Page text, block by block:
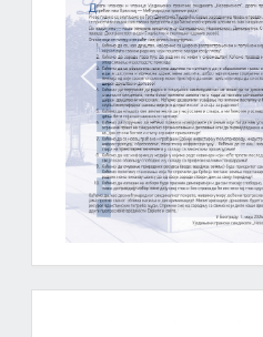
Novi plan Brisela
industriji više vremena za
klima...